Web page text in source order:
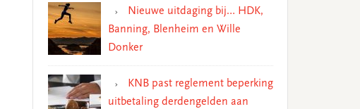
Nieuwe uitdaging bij… HDK,
Banning, Blenheim en Wille
Donker
KNB past reglement beperking
uitbetaling derdengelden aan